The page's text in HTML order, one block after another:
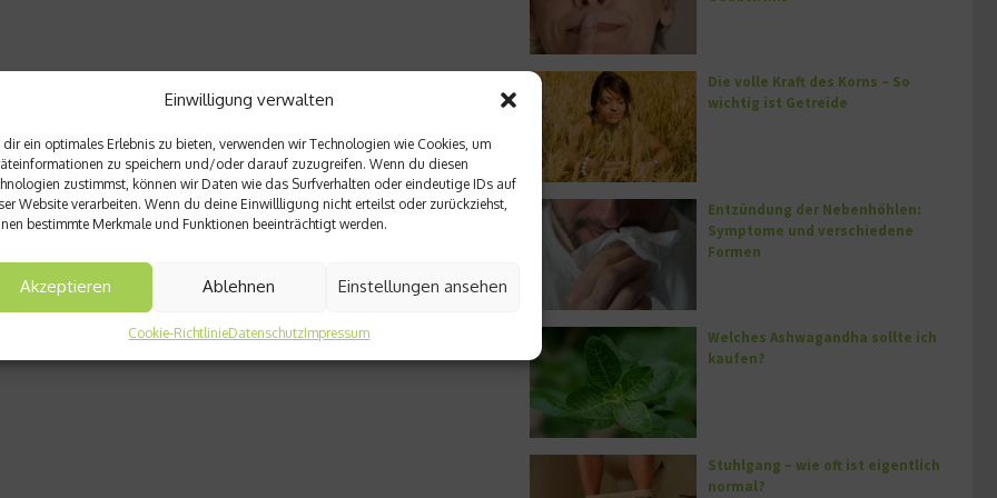
Einwilligung verwalten
dir ein optimales Erlebnis zu bieten, verwenden wir Technologien wie Cookies, um
zu speichern und/oder darauf zuzugreifen. Wenn du diesen
zustimmst, können wir Daten wie das Surfverhalten oder eindeutige IDs auf
Website verarbeiten. Wenn du deine Einwillligung nicht erteilst oder zurückziehst,
bestimmte Merkmale und Funktionen beeinträchtigt werden.
Akzeptieren Ablehnen Einstellungen ansehen
Cookie-RichtlinieDatenschutzImpressum
Die volle Kraft des Korns – So
wichtig ist Getreide
Entzündung der Nebenhöhlen:
Symptome und verschiedene
Formen
Welches Ashwagandha sollte ich
kaufen?
Stuhlgang – wie oft ist eigentlich
normal?